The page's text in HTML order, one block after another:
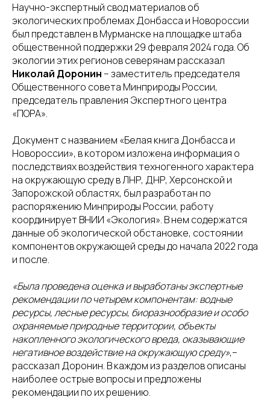
Научно-экспертный свод материалов об
экологических проблемах Донбасса и Новороссии
был представлен в Мурманске на площадке штаба
общественной поддержки 29 февраля 2024 года. Об
экологии этих регионов северянам рассказал
Николай Доронин – заместитель председателя
Общественного совета Минприроды России,
председатель правления Экспертного центра
«ПОРА».
Документ с названием «Белая книга Донбасса и
Новороссии», в котором изложена информация о
последствиях воздействия техногенного характера
на окружающую среду в ЛНР, ДНР, Херсонской и
Запорожской областях, был разработан по
распоряжению Минприроды России, работу
координирует ВНИИ «Экология». В нем содержатся
данные об экологической обстановке, состоянии
компонентов окружающей среды до начала 2022 года
и после.
«Была проведена оценка и выработаны экспертные
рекомендации по четырем компонентам: водные
ресурсы, лесные ресурсы, биоразнообразие и особо
охраняемые природные территории, объекты
накопленного экологического вреда, оказывающие
негативное воздействие на окружающую среду»,–
рассказал Доронин. В каждом из разделов описаны
наиболее острые вопросы и предложены
рекомендации по их решению.